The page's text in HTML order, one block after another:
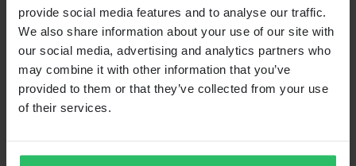
provide social media features and to analyse our traffic.
We also share information about your use of our site with
our social media, advertising and analytics partners who
may combine it with other information that you’ve
provided to them or that they’ve collected from your use
of their services.